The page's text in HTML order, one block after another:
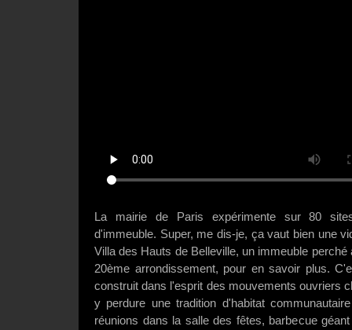
La mairie de Paris expérimente sur 80
d'immeuble. Super, me dis-je, ça vaut bien une
Villa des Hauts de Belleville, un immeuble
20ème arrondissement, pour en savoir plus.
construit dans l'esprit des mouvements ouvriers
y perdure une tradition d'habitat
réunions dans la salle des fêtes, barbecue